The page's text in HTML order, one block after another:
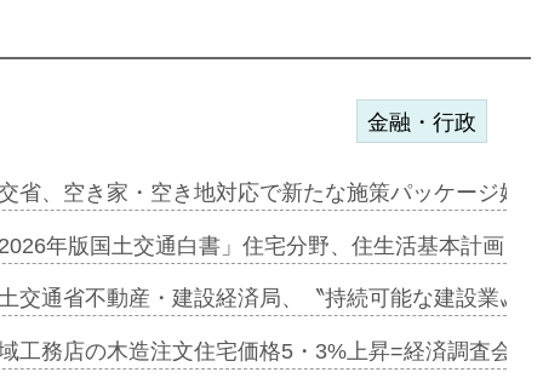
ミーレキ…
も城南エ…
合型の賃…
ンカフェ…
金融・行政
省、空き家・空き地対応で新たな施策パッケージ始
年版国土交通白書」住宅分野、住生活基本計画を
交通省不動産・建設経済局、〝持続可能な建設業〟
工務店の木造注文住宅価格5・3%上昇=経済調査会